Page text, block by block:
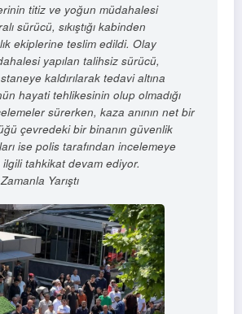
titiz ve yoğun müdahalesi
sürücü, sıkıştığı kabinden
ekiplerine teslim edildi. Olay
yapılan talihsiz sürücü,
kaldırılarak tedavi altına
hayati tehlikesinin olup olmadığı
sürerken, kaza anının net bir
çevredeki bir binanın güvenlik
ise polis tarafından incelemeye
ilgili tahkikat devam ediyor.
Yarıştı